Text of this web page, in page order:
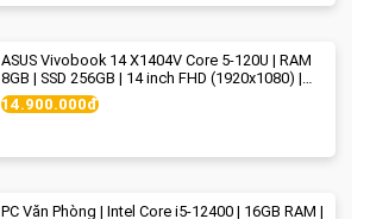
ASUS Vivobook 14 X1404V Core 5-120U | RAM
8GB | SSD 256GB | 14 inch FHD (1920x1080) |
Quiet Blue - New Fullbox
14.900.000đ
PC Văn Phòng | Intel Core i5-12400 | 16GB RAM |